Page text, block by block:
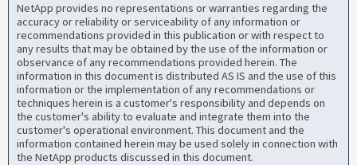
NetApp provides no representations or warranties regarding the
accuracy or reliability or serviceability of any information or
recommendations provided in this publication or with respect to
any results that may be obtained by the use of the information or
observance of any recommendations provided herein. The
information in this document is distributed AS IS and the use of this
information or the implementation of any recommendations or
techniques herein is a customer's responsibility and depends on
the customer's ability to evaluate and integrate them into the
customer's operational environment. This document and the
information contained herein may be used solely in connection with
the NetApp products discussed in this document.